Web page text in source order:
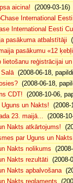
aicina! (2009-03-16)
International
International Eesti
pasākuma atbalstītāji
pasākumu «12
lietošanu reģistrācijai
Salā(2008-06-18,
(2008-06-18,
CDT! (2008-10-06,
Uguns un Nakts! (2008-
23. maijā... (2008-
Nakts atkārtojums!
par Uguns un Nakts
Nakts nolikums
Nakts rezultāti (2008-
Nakts apbalvošana
Nakts reglaments